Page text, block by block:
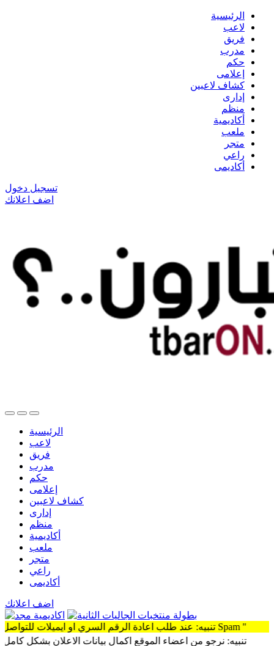
الرئيسية
لاعب
فريق
مدرب
حكم
إعلامى
كشاف لاعبين
إدارى
منظم
أكاديمية
ملعب
متجر
راعي
أكاديمى
تسجيل دخول
اضف اعلانك
الرئيسية
لاعب
فريق
مدرب
حكم
إعلامى
كشاف لاعبين
إدارى
منظم
أكاديمية
ملعب
متجر
راعي
أكاديمى
اضف اعلانك
تنبيه: عند طلب اعادة الرقم السري او ايميلات للتواصل سوف توجد الرساله Spam "
تنبيه: نرجو من اعضاء الموقع اكمال بيانات الاعلان بشكل كامل